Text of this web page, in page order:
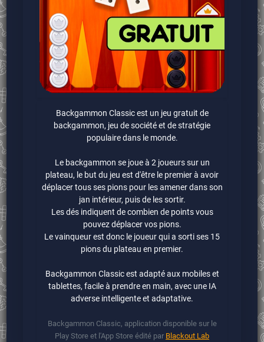
Backgammon Classic est un jeu gratuit de
backgammon, jeu de société et de stratégie
populaire dans le monde.
Le backgammon se joue à 2 joueurs sur un
plateau, le but du jeu est d'être le premier à avoir
déplacer tous ses pions pour les amener dans son
jan intérieur, puis de les sortir.
Les dés indiquent de combien de points vous
pouvez déplacer vos pions.
Le vainqueur est donc le joueur qui a sorti ses 15
pions du plateau en premier.
Backgammon Classic est adapté aux mobiles et
tablettes, facile à prendre en main, avec une IA
adverse intelligente et adaptative.
Backgammon Classic, application disponible sur le
Play Store et l'App Store édité par Blackout Lab